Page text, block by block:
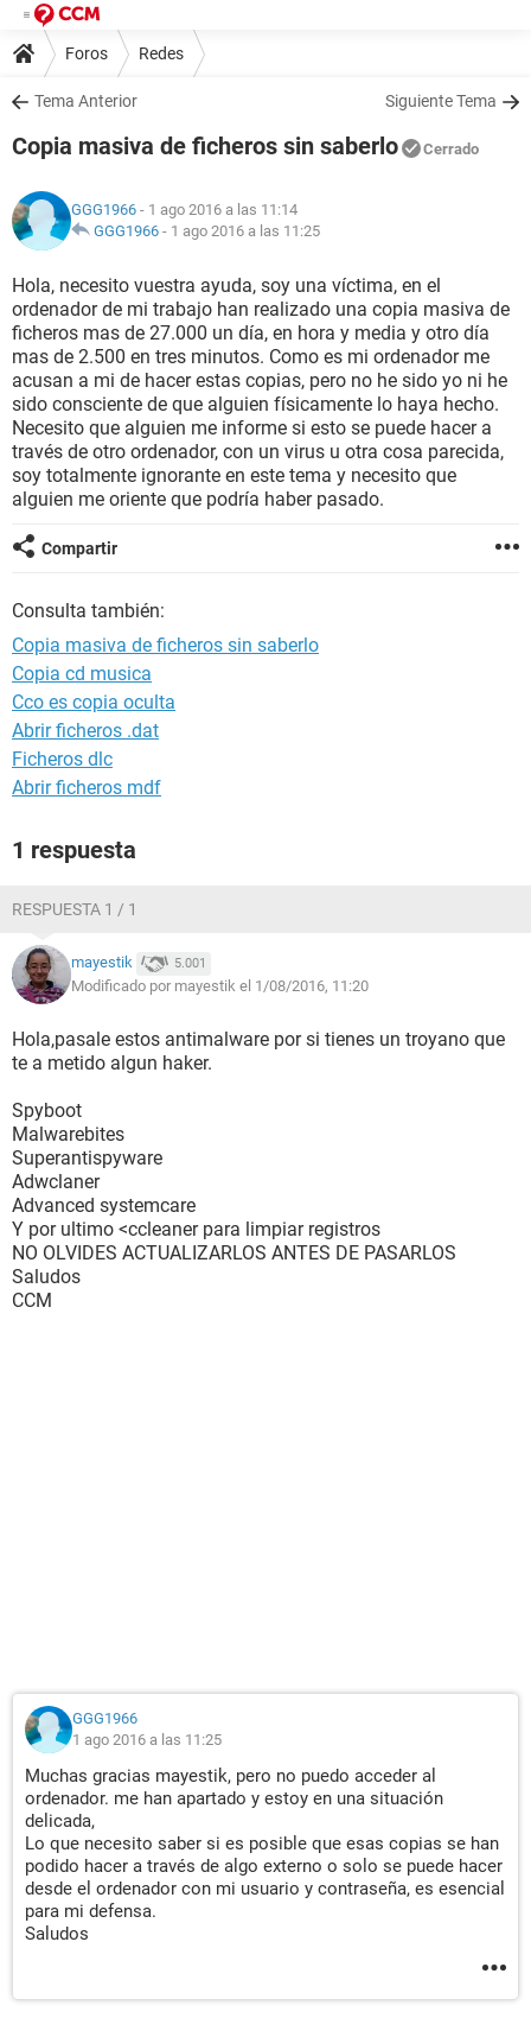
Foros Redes
Tema Anterior Siguiente Tema
Copia masiva de ficheros sin saberlo Cerrado
GGG1966 - 1 ago 2016 a las 11:14
GGG1966 - 1 ago 2016 a las 11:25
Hola, necesito vuestra ayuda, soy una víctima, en el
ordenador de mi trabajo han realizado una copia masiva de
ficheros mas de 27.000 un día, en hora y media y otro día
mas de 2.500 en tres minutos. Como es mi ordenador me
acusan a mi de hacer estas copias, pero no he sido yo ni he
sido consciente de que alguien físicamente lo haya hecho.
Necesito que alguien me informe si esto se puede hacer a
través de otro ordenador, con un virus u otra cosa parecida,
soy totalmente ignorante en este tema y necesito que
alguien me oriente que podría haber pasado.
Compartir
Consulta también:
Copia masiva de ficheros sin saberlo
Copia cd musica
Cco es copia oculta
Abrir ficheros .dat
Ficheros dlc
Abrir ficheros mdf
1 respuesta
RESPUESTA 1 / 1
mayestik 5.001
Modificado por mayestik el 1/08/2016, 11:20
Hola,pasale estos antimalware por si tienes un troyano que
te a metido algun haker.
Spyboot
Malwarebites
Superantispyware
Adwclaner
Advanced systemcare
Y por ultimo <ccleaner para limpiar registros
NO OLVIDES ACTUALIZARLOS ANTES DE PASARLOS
Saludos
CCM
GGG1966
1 ago 2016 a las 11:25
Muchas gracias mayestik, pero no puedo acceder al
ordenador. me han apartado y estoy en una situación
delicada,
Lo que necesito saber si es posible que esas copias se han
podido hacer a través de algo externo o solo se puede hacer
desde el ordenador con mi usuario y contraseña, es esencial
para mi defensa.
Saludos